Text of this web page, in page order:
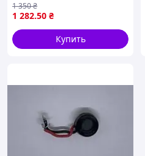
караоке, виступів і
конференцій
1 282.50 ₴
1 350₴
Купить